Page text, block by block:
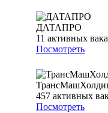
ДАТАПРО
11 активных
Посмотреть
457 активных
Посмотреть